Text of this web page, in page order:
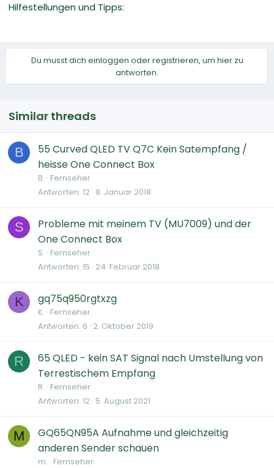
Hilfestellungen und Tipps:
Du musst dich einloggen oder registrieren, um hier zu
antworten.
Similar threads
B
55 Curved QLED TV Q7C Kein Satempfang /
heisse One Connect Box
B. Fernseher
Antworten 12 8. Januar 2018
S
Probleme mit meinem TV (MU7009) und der
One Connect Box
S. Fernseher
Antworten 15 24. Februar 2018
K gq75q950rgtxzg
K. Fernseher
Antworten 6 2. Oktober 2019
R
65 QLED - kein SAT Signal nach Umstellung von
Terrestischem Empfang
R. Fernseher
Antworten 12 5. August 2021
M
GQ65QN95A Aufnahme und gleichzeitig
anderen Sender schauen
m. Fernseher